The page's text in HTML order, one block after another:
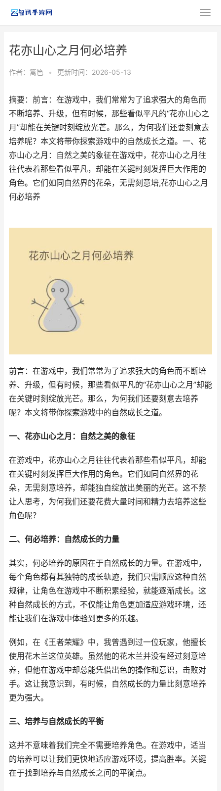
花亦山心之月何必培养
作者： 篱笆 • 更新时间：2026-05-13
摘要：前言：在游戏中，我们常常为了追求强大的角色而
不断培养、升级，但有时候，那些看似平凡的“花亦山心之
月”却能在关键时刻绽放光芒。那么，为何我们还要刻意去
培养呢？本文将带你探索游戏中的自然成长之道。一、花
亦山心之月：自然之美的象征在游戏中，花亦山心之月往
往代表着那些看似平凡，却能在关键时刻发挥巨大作用的
角色。它们如同自然界的花朵，无需刻意培,花亦山心之月
何必培养
前言：在游戏中，我们常常为了追求强大的角色而不断培
养、升级，但有时候，那些看似平凡的“花亦山心之月”却能
在关键时刻绽放光芒。那么，为何我们还要刻意去培养
呢？本文将带你探索游戏中的自然成长之道。
一、花亦山心之月：自然之美的象征
在游戏中，花亦山心之月往往代表着那些看似平凡，却能
在关键时刻发挥巨大作用的角色。它们如同自然界的花
朵，无需刻意培养，却能独自绽放出美丽的光芒。这不禁
让人思考，为何我们还要花费大量时间和精力去培养这些
角色呢？
二、何必培养：自然成长的力量
其实，何必培养的原因在于自然成长的力量。在游戏中，
每个角色都有其独特的成长轨迹，我们只需顺应这种自然
规律，让角色在游戏中不断积累经验，就能逐渐成长。这
种自然成长的方式，不仅能让角色更加适应游戏环境，还
能让我们在游戏中体验到更多的乐趣。
例如，在《王者荣耀》中，我曾遇到过一位玩家，他擅长
使用花木兰这位英雄。虽然他的花木兰并没有经过刻意培
养，但他在游戏中却总能凭借出色的操作和意识，击败对
手。这让我意识到，有时候，自然成长的力量比刻意培养
更为强大。
三、培养与自然成长的平衡
这并不意味着我们完全不需要培养角色。在游戏中，适当
的培养可以让我们更快地适应游戏环境，提高胜率。关键
在于找到培养与自然成长之间的平衡点。